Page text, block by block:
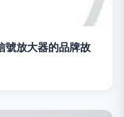
號放大器的品牌故